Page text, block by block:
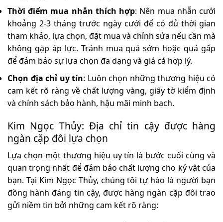
Thời điểm mua nhẫn thích hợp: Nên mua nhẫn cưới
khoảng 2-3 tháng trước ngày cưới để có đủ thời gian
tham khảo, lựa chọn, đặt mua và chỉnh sửa nếu cần mà
không gặp áp lực. Tránh mua quá sớm hoặc quá gấp
để đảm bảo sự lựa chọn đa dạng và giá cả hợp lý.
Chọn địa chỉ uy tín: Luôn chọn những thương hiệu có
cam kết rõ ràng về chất lượng vàng, giấy tờ kiểm định
và chính sách bảo hành, hậu mãi minh bạch.
Kim Ngọc Thủy: Địa chỉ tin cậy được hàng
ngàn cặp đôi lựa chọn
Lựa chọn một thương hiệu uy tín là bước cuối cùng và
quan trọng nhất để đảm bảo chất lượng cho kỷ vật của
bạn. Tại Kim Ngọc Thủy, chúng tôi tự hào là người bạn
đồng hành đáng tin cậy, được hàng ngàn cặp đôi trao
gửi niềm tin bởi những cam kết rõ ràng: